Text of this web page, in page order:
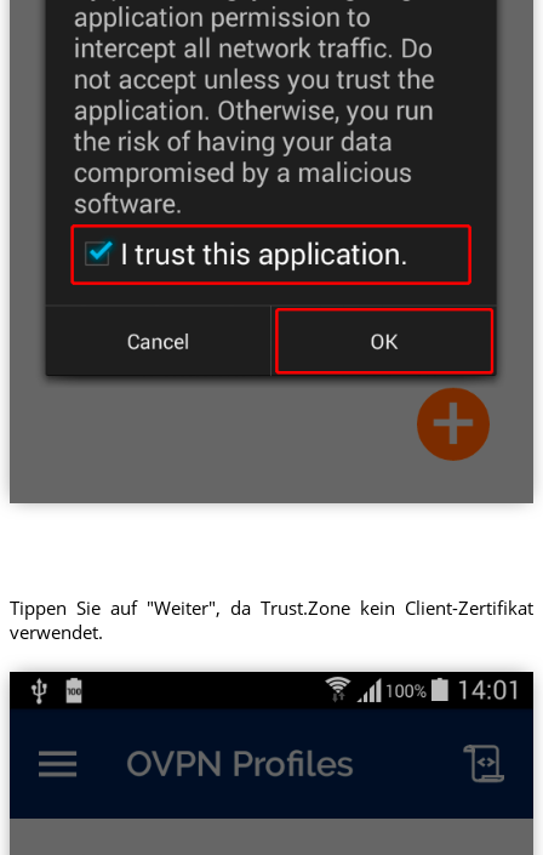
Tippen Sie auf "Weiter", da Trust.Zone kein Client-Zertifikat
verwendet.